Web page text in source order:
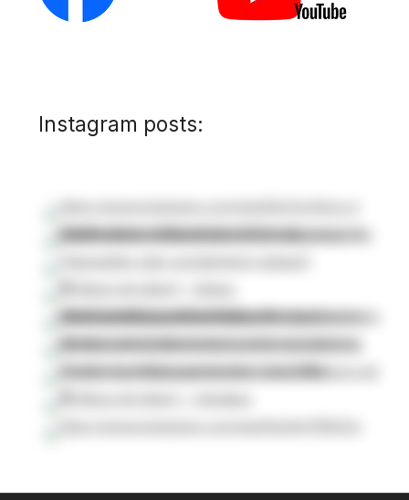
Instagram posts: